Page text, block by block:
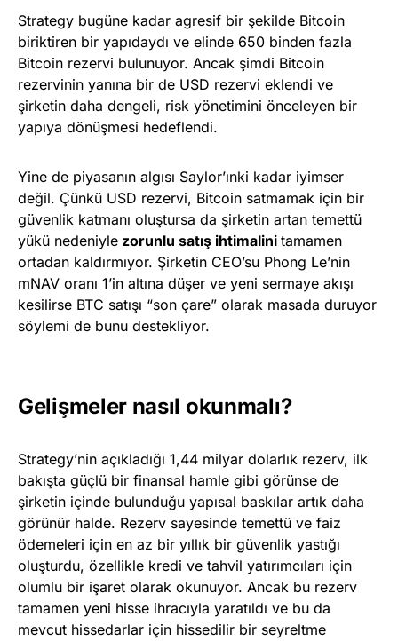
Strategy bugüne kadar agresif bir şekilde Bitcoin
biriktiren bir yapıdaydı ve elinde 650 binden fazla
Bitcoin rezervi bulunuyor. Ancak şimdi Bitcoin
rezervinin yanına bir de USD rezervi eklendi ve
şirketin daha dengeli, risk yönetimini önceleyen bir
yapıya dönüşmesi hedeflendi.
Yine de piyasanın algısı Saylor’ınki kadar iyimser
değil. Çünkü USD rezervi, Bitcoin satmamak için bir
güvenlik katmanı oluştursa da şirketin artan temettü
yükü nedeniyle zorunlu satış ihtimalini tamamen
ortadan kaldırmıyor. Şirketin CEO’su Phong Le’nin
mNAV oranı 1’in altına düşer ve yeni sermaye akışı
kesilirse BTC satışı “son çare” olarak masada duruyor
söylemi de bunu destekliyor.
Gelişmeler nasıl okunmalı?
Strategy’nin açıkladığı 1,44 milyar dolarlık rezerv, ilk
bakışta güçlü bir finansal hamle gibi görünse de
şirketin içinde bulunduğu yapısal baskılar artık daha
görünür halde. Rezerv sayesinde temettü ve faiz
ödemeleri için en az bir yıllık bir güvenlik yastığı
oluşturdu, özellikle kredi ve tahvil yatırımcıları için
olumlu bir işaret olarak okunuyor. Ancak bu rezerv
tamamen yeni hisse ihracıyla yaratıldı ve bu da
mevcut hissedarlar için hissedilir bir seyreltme